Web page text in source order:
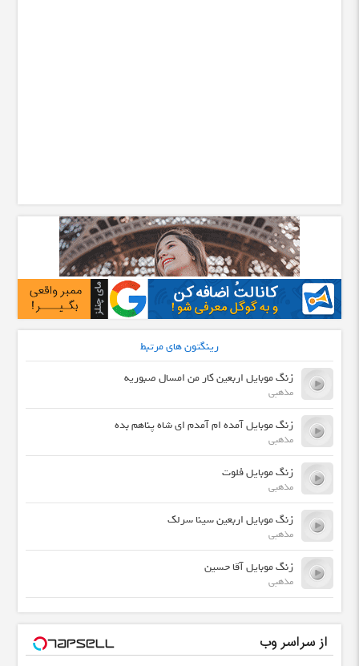
رینگتون های مرتبط
زنگ موبایل اربعین کار من امسال صبوریه
مذهبی
زنگ موبایل آمده ام آمدم ای شاه پناهم بده
مذهبی
زنگ موبایل فلوت
مذهبی
زنگ موبایل اربعین سینا سرلک
مذهبی
زنگ موبایل آقا حسین
مذهبی
از سراسر وب